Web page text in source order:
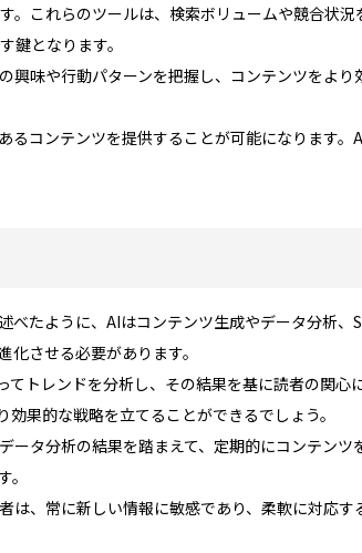
これらのツールは、検索ボリュームや競合状
鍵となります。
味や行動パターンを把握し、コンテンツをより
コンテンツを提供することが可能になります。
たように、AIはコンテンツ生成やデータ分析、
させる必要があります。
トレンドを分析し、その結果を基に読者の関心
果的な戦略を立てることができるでしょう。
タ分析の結果を踏まえて、定期的にコンテンツ
、常に新しい情報に敏感であり、柔軟に対応す